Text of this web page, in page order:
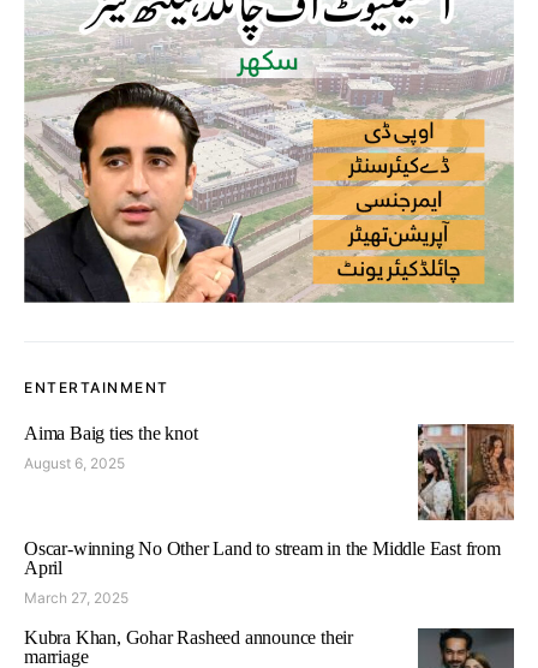
ENTERTAINMENT
Aima Baig ties the knot
August 6, 2025
Oscar-winning No Other Land to stream in the Middle East from
April
March 27, 2025
Kubra Khan, Gohar Rasheed announce their
marriage